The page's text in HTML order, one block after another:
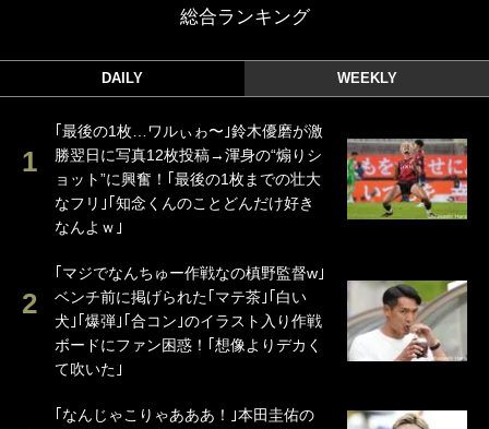
総合ランキング
DAILY WEEKLY
｢最後の1枚…ワルぃゎ〜｣鈴木優磨が激
勝翌日に写真12枚投稿→渾身の“煽りシ
ョット”に興奮！｢最後の1枚までの壮大
なフリ｣｢知念くんのことどんだけ好き
なんよｗ｣
｢マジでなんちゅー作戦なの槙野監督w｣
ベンチ前に掲げられた｢マテ茶｣｢白い
犬｣｢爆弾｣｢合コン｣のイラスト入り作戦
ボードにファン困惑！｢想像よりデカく
て吹いた｣
｢なんじゃこりゃあああ！｣本田圭佑の